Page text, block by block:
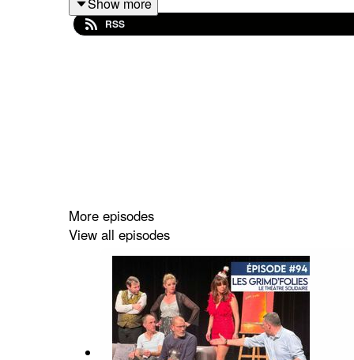
Retrouvez COLOR ME HAPPY
LinkedIn
Facebook
internet
RSS
More episodes
View all episodes